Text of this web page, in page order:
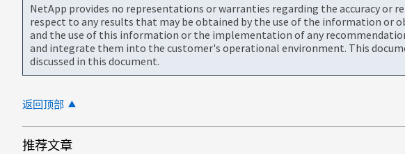
NetApp provides no representations or warranties regarding the accuracy
respect to any results that may be obtained by the use of the information or
and the use of this information or the implementation of any
and integrate them into the customer's operational environment. This
discussed in this document.
返回顶部
推荐文章